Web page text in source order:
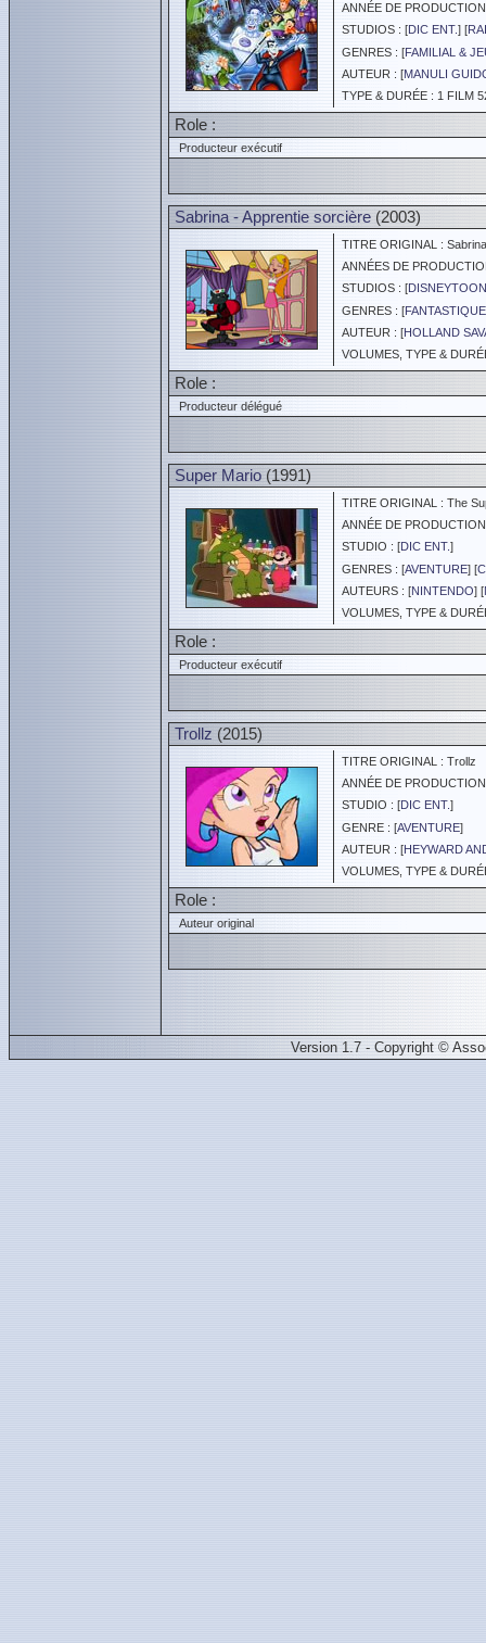
ANNÉE DE
STUDIOS : [DIC ENT.] [
GENRES : [FAMILIAL &
AUTEUR : [MANULI
TYPE & DURÉE : 1 FILM
Role :
Producteur exécutif
Sabrina - Apprentie sorcière (2003)
TITRE ORIGINAL :
ANNÉES DE
STUDIOS : [
GENRES : [
AUTEUR : [HOLLAND
VOLUMES, TYPE &
Role :
Producteur délégué
Super Mario (1991)
TITRE ORIGINAL : The
ANNÉE DE
STUDIO : [DIC ENT.]
GENRES : [AVENTURE] [
AUTEURS : [NINTENDO] [
VOLUMES, TYPE &
Role :
Producteur exécutif
Trollz (2015)
TITRE ORIGINAL : Trollz
ANNÉE DE
STUDIO : [DIC ENT.]
GENRE : [AVENTURE]
AUTEUR : [HEYWARD
VOLUMES, TYPE &
Role :
Auteur original
Version 1.7 - Copyright ©